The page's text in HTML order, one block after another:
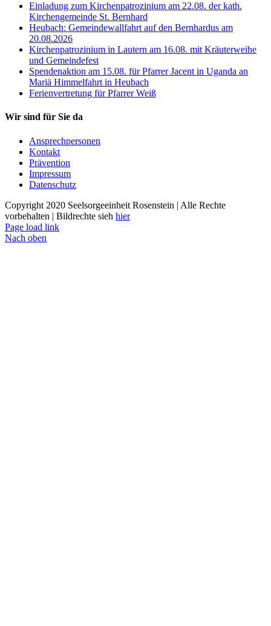
Einladung zum Kirchenpatrozinium am 22.08. der kath.
Kirchengemeinde St. Bernhard
Heubach: Gemeindewallfahrt auf den Bernhardus am
20.08.2026
Kirchenpatrozinium in Lautern am 16.08. mit Kräuterweihe
und Gemeindefest
Spendenaktion am 15.08. für Pfarrer Jacent in Uganda an
Mariä Himmelfahrt in Heubach
Ferienvertretung für Pfarrer Weiß
Wir sind für Sie da
Ansprechpersonen
Kontakt
Prävention
Impressum
Datenschutz
Copyright 2020 Seelsorgeeinheit Rosenstein | Alle Rechte
vorbehalten | Bildrechte sieh hier
Page load link
Nach oben